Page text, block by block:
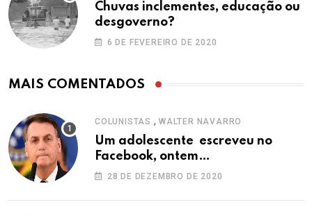
Chuvas inclementes, educação ou
desgoverno?
6 DE FEVEREIRO DE 2020
MAIS COMENTADOS
COLUNISTAS , WALTER NAVARRO
Um adolescente escreveu no
Facebook, ontem…
28 DE DEZEMBRO DE 2020